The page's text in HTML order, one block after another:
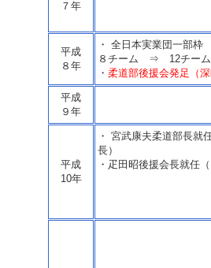
７年
平成
８年
・ 全日本実業団一部枠
８チーム ⇒ 12チーム
・ 柔道部後援会発足（深
平成
９年
平成
10年
・ 宮武康夫柔道部長就
長）
・疋田昭後援会長就任